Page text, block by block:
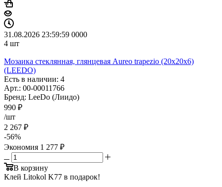
31.08.2026 23:59:59 0000
4 шт
Мозаика стеклянная, глянцевая Aureo trapezio (20x20x6)
(LEEDO)
Есть в наличии: 4
Арт.: 00-00011766
Бренд: LeeDo (Лиидо)
990 ₽
/шт
2 267 ₽
-56%
Экономия 1 277 ₽
В корзину
Клей Litokol K77 в подарок!